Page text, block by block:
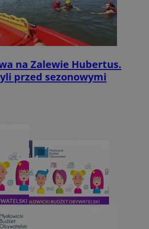
na Zalewie Hubertus.
przed sezonowymi